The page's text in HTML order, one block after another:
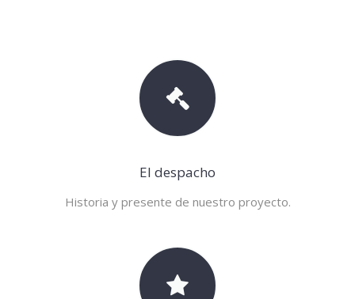
El despacho
Historia y presente de nuestro proyecto.